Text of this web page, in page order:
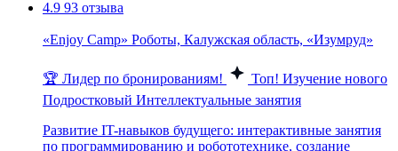
4.9 93 отзыва
«Enjoy Camp» Роботы, Калужская область, «Изумруд»
🏆 Лидер по бронированиям! Топ! Изучение нового
Подростковый Интеллектуальные занятия
Развитие IT-навыков будущего: интерактивные занятия
по программированию и робототехнике, создание